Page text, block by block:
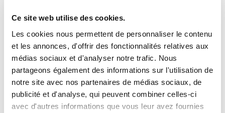
Ce site web utilise des cookies.
Les cookies nous permettent de personnaliser le contenu
et les annonces, d'offrir des fonctionnalités relatives aux
médias sociaux et d'analyser notre trafic. Nous
partageons également des informations sur l'utilisation de
notre site avec nos partenaires de médias sociaux, de
publicité et d'analyse, qui peuvent combiner celles-ci
avec d'autres informations que vous leur avez fournies
INCLUS À LA LOCATION
Killométrage illimité
Assurance tous risques (hors franchise)
Carburant : plein à rendre plein
CONDITIONS DE LOCATION